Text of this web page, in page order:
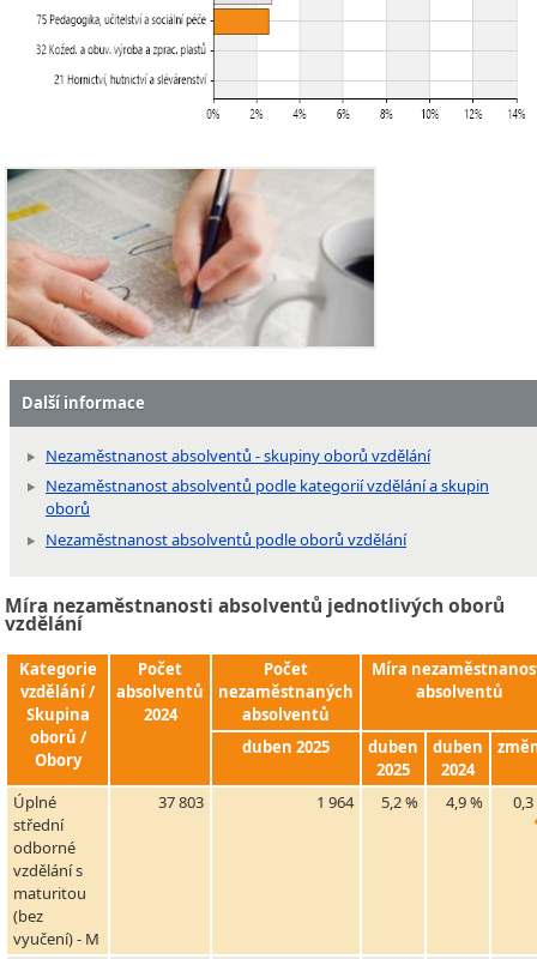
Další informace
Nezaměstnanost absolventů - skupiny oborů vzdělání
Nezaměstnanost absolventů podle kategorií vzdělání a skupin
oborů
Nezaměstnanost absolventů podle oborů vzdělání
Míra nezaměstnanosti absolventů jednotlivých oborů
vzdělání
Kategorie
vzdělání /
Skupina
oborů /
Obory
Počet
absolventů
2024
Počet
nezaměstnaných
absolventů
Míra
absolventů
duben 2025
duben
2025
duben
2024
Úplné
střední
odborné
vzdělání s
maturitou
(bez
vyučení) - M
37 803 1 964 5,2 % 4,9 % 0,3